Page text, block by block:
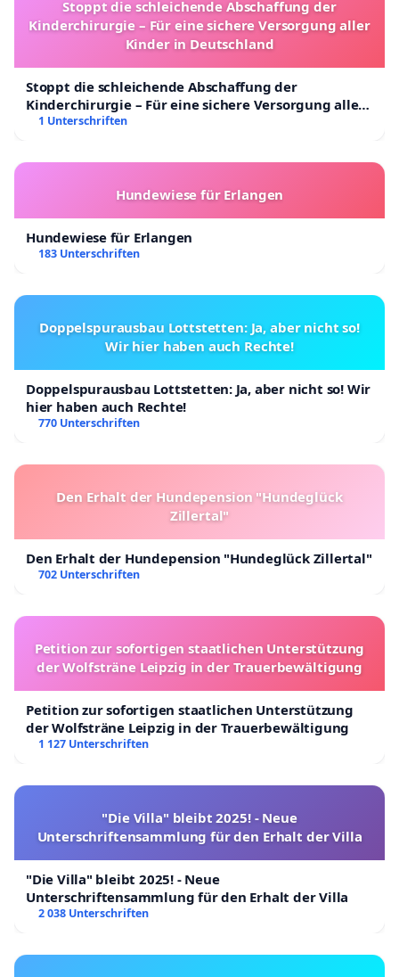
Stoppt die schleichende Abschaffung der
Kinderchirurgie – Für eine sichere Versorgung aller
Kinder in Deutschland
Stoppt die schleichende Abschaffung der
Kinderchirurgie – Für eine sichere Versorgung aller
Kinder in Deutschland
1 Unterschriften
Hundewiese für Erlangen
Hundewiese für Erlangen
183 Unterschriften
Doppelspurausbau Lottstetten: Ja, aber nicht so!
Wir hier haben auch Rechte!
Doppelspurausbau Lottstetten: Ja, aber nicht so! Wir
hier haben auch Rechte!
770 Unterschriften
Den Erhalt der Hundepension "Hundeglück
Zillertal"
Den Erhalt der Hundepension "Hundeglück Zillertal"
702 Unterschriften
Petition zur sofortigen staatlichen Unterstützung
der Wolfsträne Leipzig in der Trauerbewältigung
Petition zur sofortigen staatlichen Unterstützung
der Wolfsträne Leipzig in der Trauerbewältigung
1 127 Unterschriften
"Die Villa" bleibt 2025! - Neue
Unterschriftensammlung für den Erhalt der Villa
"Die Villa" bleibt 2025! - Neue
Unterschriftensammlung für den Erhalt der Villa
2 038 Unterschriften